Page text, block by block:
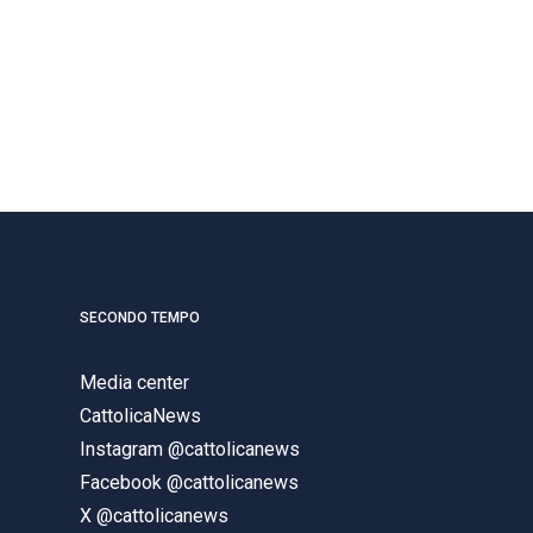
SECONDO TEMPO
Media center
CattolicaNews
Instagram @cattolicanews
Facebook @cattolicanews
X @cattolicanews